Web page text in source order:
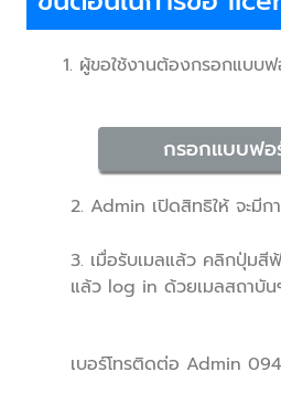
ผู้ขอใช้งานต้องกรอกแบบฟ
กรอกแบบฟอ
2. Admin เปิดสิทธิให้ จะมีก
3. เมื่อรับเมลแล้ว คลิกปุ่ม
แล้ว log in ด้วยเมลสถาบัน
เบอร์โทรติดต่อ Admin